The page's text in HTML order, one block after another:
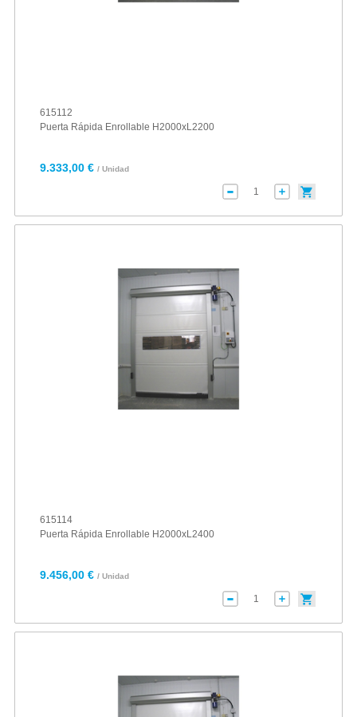
615112
Puerta Rápida Enrollable H2000xL2200
9.333,00 € / Unidad
615114
Puerta Rápida Enrollable H2000xL2400
9.456,00 € / Unidad